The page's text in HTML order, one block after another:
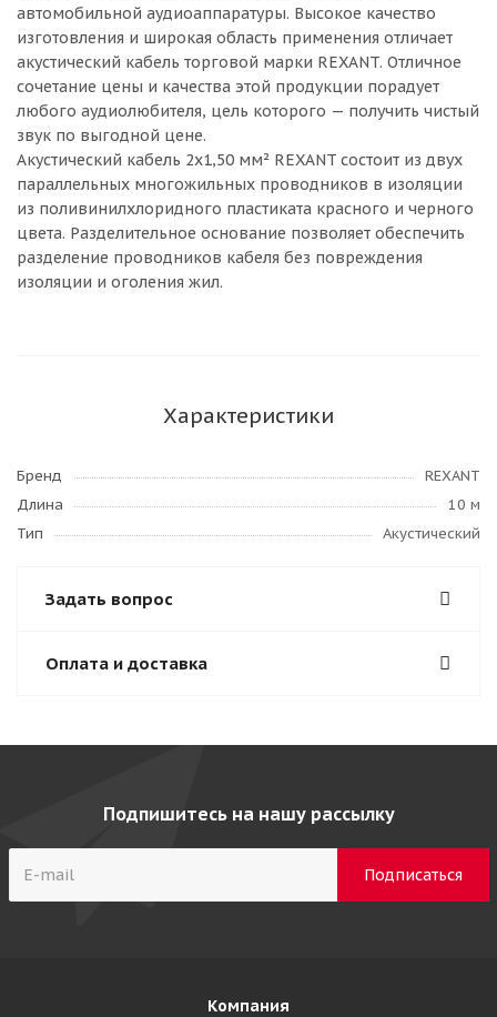
автомобильной аудиоаппаратуры. Высокое качество
изготовления и широкая область применения отличает
акустический кабель торговой марки REXANT. Отличное
сочетание цены и качества этой продукции порадует
любого аудиолюбителя, цель которого — получить чистый
звук по выгодной цене.
Акустический кабель 2х1,50 мм² REXANT состоит из двух
параллельных многожильных проводников в изоляции
из поливинилхлоридного пластиката красного и черного
цвета. Разделительное основание позволяет обеспечить
разделение проводников кабеля без повреждения
изоляции и оголения жил.
Характеристики
Бренд
REXANT
Длина
10 м
Тип
Акустический
Задать вопрос
Оплата и доставка
Подпишитесь на нашу рассылку
Компания